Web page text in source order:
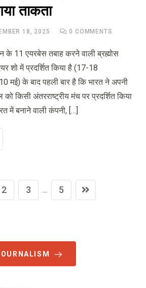
ताकता
18, 2025 0 COMMENTS
के 11 एयरबेस तबाह करने वाली ब्रह्मोस
शो में प्रदर्शित किया है (17-18
मई) के बाद पहली बार है कि भारत ने अपनी
किसी अंतरराष्ट्रीय मंच पर प्रदर्शित किया
में बनाने वाली कंपनी, […]
2 3 ... 5